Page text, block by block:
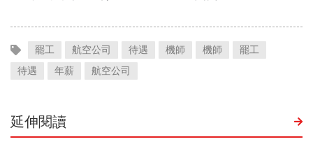
罷工 航空公司 待遇 機師 機師
罷工
待遇
年薪 航空公司
延伸閱讀